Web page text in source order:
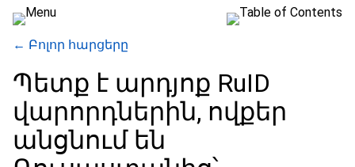
← Բոլոր հարցերը
Պետք է արդյոք RuID
վարորդներին, ովքեր
անցնում են